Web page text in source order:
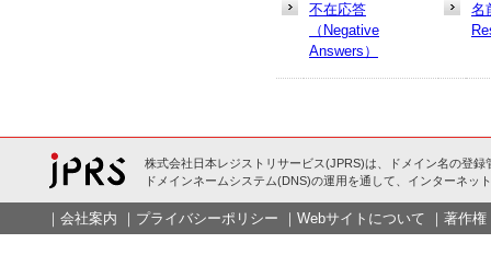
不在応答
（Negative
Answers）
名
株式会社日本レジストリサービス(JPRS)は、ドメイン名の登録
ドメインネームシステム(DNS)の運用を通して、インターネッ
｜ 会社案内 ｜ プライバシーポリシー ｜ Webサイトについて ｜ 著作権